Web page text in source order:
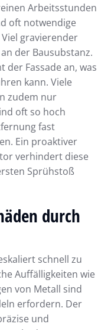
Arbeitsstunden
oft notwendige
gravierender
der Bausubstanz.
der Fassade an, was
kann. Viele
zudem nur
oft so hoch
fast
Ein proaktiver
verhindert diese
Sprühstoß
durch
schnell zu
Auffälligkeiten wie
von Metall sind
erfordern. Der
und